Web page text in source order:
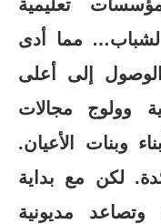
تعليمية
مما أدى
الوصول إلى أعلى
وولوج مجالات
وبنات الأعيان.
لكن مع بداية
مشكل الصحراء سنة 1975 وتصاعد مديونية